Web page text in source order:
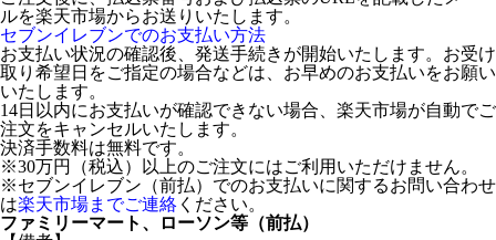
ルを楽天市場からお送りいたします。
セブンイレブンでのお支払い方法
お支払い状況の確認後、発送手続きが開始いたします。お受け
取り希望日をご指定の場合などは、お早めのお支払いをお願い
いたします。
14日以内にお支払いが確認できない場合、楽天市場が自動でご
注文をキャンセルいたします。
決済手数料は無料です。
※30万円（税込）以上のご注文にはご利用いただけません。
※セブンイレブン（前払）でのお支払いに関するお問い合わせ
は楽天市場までご連絡 ください。
ファミリーマート、ローソン等（前払）